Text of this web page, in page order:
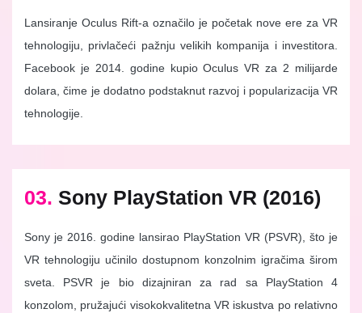
Lansiranje Oculus Rift-a označilo je početak nove ere za VR
tehnologiju, privlačeći pažnju velikih kompanija i investitora.
Facebook je 2014. godine kupio Oculus VR za 2 milijarde
dolara, čime je dodatno podstaknut razvoj i popularizacija VR
tehnologije.
03. Sony PlayStation VR (2016)
Sony je 2016. godine lansirao PlayStation VR (PSVR), što je
VR tehnologiju učinilo dostupnom konzolnim igračima širom
sveta. PSVR je bio dizajniran za rad sa PlayStation 4
konzolom, pružajući visokokvalitetna VR iskustva po relativno